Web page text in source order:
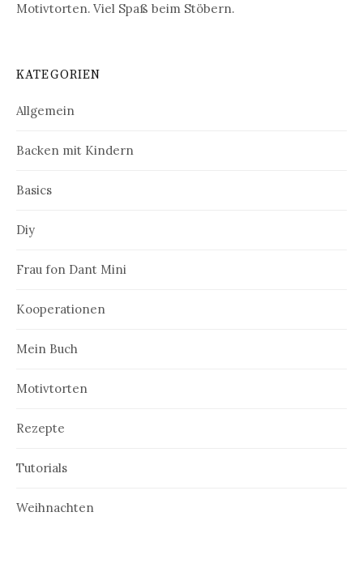
Motivtorten. Viel Spaß beim Stöbern.
KATEGORIEN
Allgemein
Backen mit Kindern
Basics
Diy
Frau fon Dant Mini
Kooperationen
Mein Buch
Motivtorten
Rezepte
Tutorials
Weihnachten